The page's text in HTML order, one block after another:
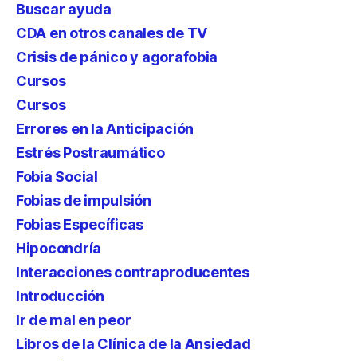
Buscar ayuda
CDA en otros canales de TV
Crisis de pánico y agorafobia
Cursos
Cursos
Errores en la Anticipación
Estrés Postraumático
Fobia Social
Fobias de impulsión
Fobias Específicas
Hipocondría
Interacciones contraproducentes
Introducción
Ir de mal en peor
Libros de la Clínica de la Ansiedad